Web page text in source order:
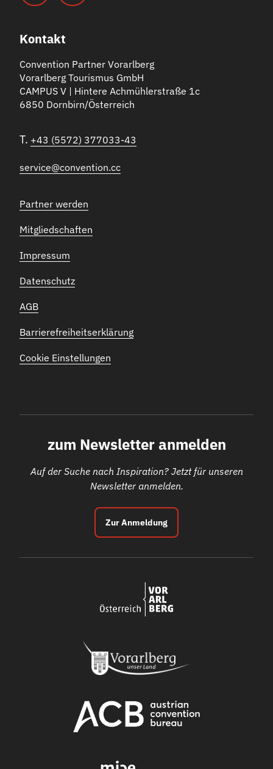
Kontakt
Convention Partner Vorarlberg
Vorarlberg Tourismus GmbH
CAMPUS V | Hintere Achmühlerstraße 1c
6850 Dornbirn/Österreich
T. +43 (5572) 377033-43
service@convention.cc
Partner werden
Mitgliedschaften
Impressum
Datenschutz
AGB
Barrierefreiheitserklärung
Cookie Einstellungen
zum Newsletter anmelden
Auf der Suche nach Inspiration? Jetzt für unseren
Newsletter anmelden.
Zur Anmeldung